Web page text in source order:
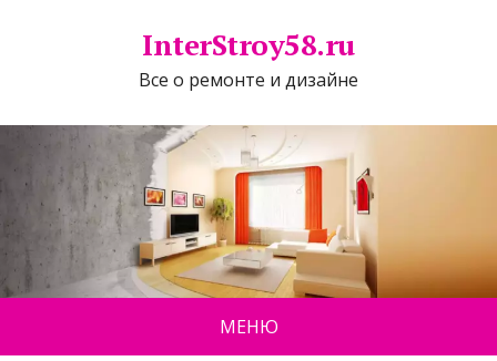
InterStroy58.ru
Все о ремонте и дизайне
МЕНЮ